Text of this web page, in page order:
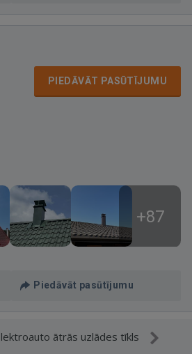
PIEDĀVĀT PASŪTĪJUMU
+87
Piedāvāt pasūtījumu
ātrās uzlādes tīkls